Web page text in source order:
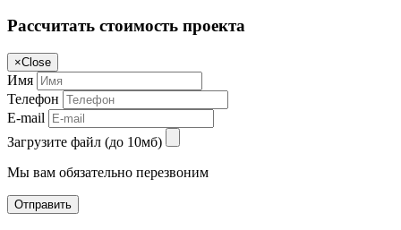
Рассчитать стоимость проекта
×Close
Имя
Телефон
E-mail
Загрузите файл (до 10мб)
Мы вам обязательно перезвоним
Отправить